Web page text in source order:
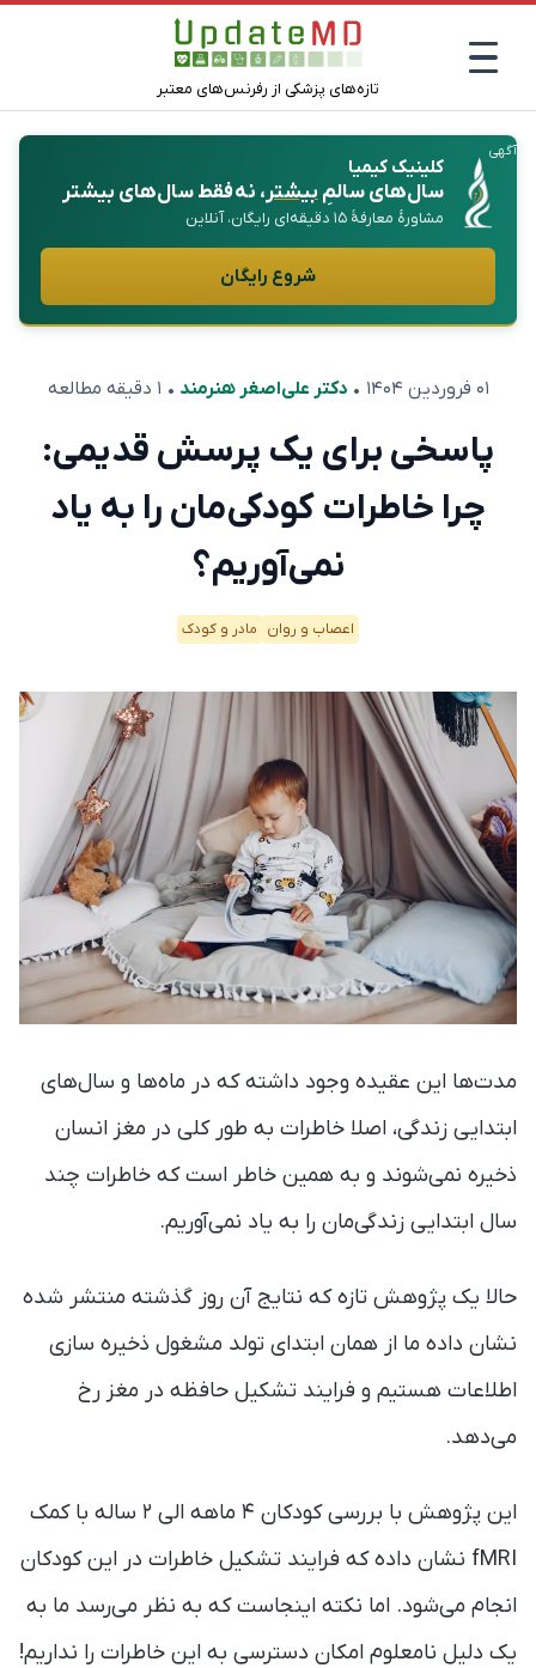
تازه‌های پزشکی از رفرنس‌های معتبر
آگهی
کلینیک کیمیا
سال‌های سالمِبیشتر، نه فقط سال‌های بیشتر
مشاورهٔ معارفهٔ ۱۵ دقیقه‌ای رایگان، آنلاین
شروع رایگان
۰۱ فروردین ۱۴۰۴ •دکتر علی‌اصغر هنرمند • ۱ دقیقه مطالعه
پاسخی برای یک پرسش قدیمی:
چرا خاطرات کودکی‌مان را به یاد
نمی‌آوریم؟
اعصاب و روان مادر و کودک
مدت‌ها این عقیده وجود داشته که در ماه‌ها و سال‌های
ابتدایی زندگی، اصلا خاطرات به طور کلی در مغز انسان
ذخیره نمی‌شوند و به همین خاطر است که خاطرات چند
سال ابتدایی زندگی‌مان را به یاد نمی‌آوریم.
حالا یک پژوهش تازه که نتایج آن روز گذشته منتشر شده
نشان داده ما از همان ابتدای تولد مشغول ذخیره سازی
اطلاعات هستیم و فرایند تشکیل حافظه در مغز رخ
می‌دهد.
این پژوهش با بررسی کودکان ۴ ماهه الی ۲ ساله با کمک
fMRI نشان داده که فرایند تشکیل خاطرات در این کودکان
انجام می‌شود. اما نکته اینجاست که به نظر می‌رسد ما به
یک دلیل نامعلوم امکان دسترسی به این خاطرات را نداریم!